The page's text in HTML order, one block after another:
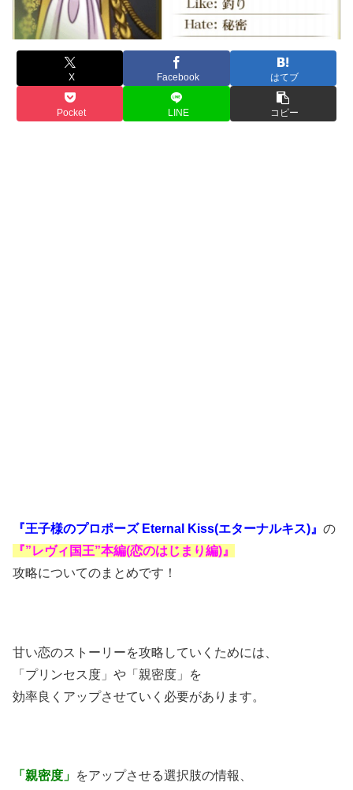
X Facebook はてブ
Pocket LINE コピー
『王子様のプロポーズ Eternal Kiss(エターナルキス)』 の
『”レヴィ国王”本編(恋のはじまり編)』
攻略についてのまとめです！
甘い恋のストーリーを攻略していくためには、
「プリンセス度」や「親密度」を
効率良くアップさせていく必要があります。
「親密度」 をアップさせる選択肢の情報、